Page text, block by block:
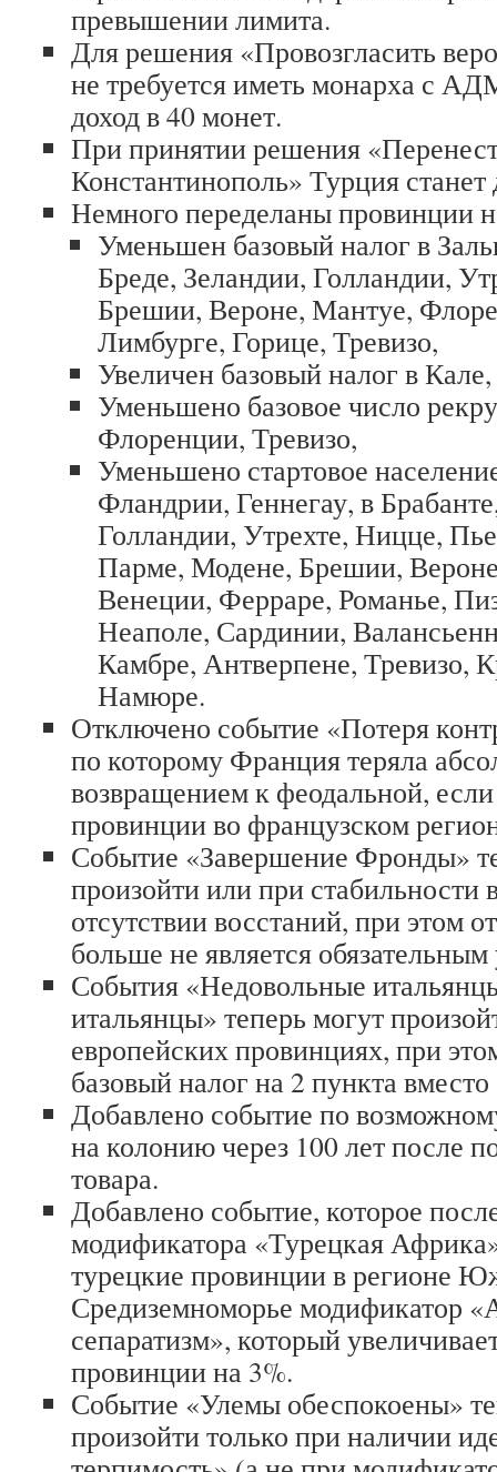
превышении лимита.
Для решения «Провозгласить
не требуется иметь монарха с
доход в 40 монет.
При принятии решения
Константинополь» Турция станет
Немного переделаны провинции
Уменьшен базовый налог в
Бреде, Зеландии, Голландии,
Брешии, Вероне, Мантуе,
Лимбурге, Горице, Тревизо,
Увеличен базовый налог в
Уменьшено базовое число
Флоренции, Тревизо,
Уменьшено стартовое
Фландрии, Геннегау, в
Голландии, Утрехте, Ницце,
Парме, Модене, Брешии,
Венеции, Ферраре, Романье,
Неаполе, Сардинии,
Камбре, Антверпене, Тревизо,
Намюре.
Отключено событие «Потеря
по которому Франция теряла
возвращением к феодальной,
провинции во французском
Событие «Завершение Фронды»
произойти или при стабильности
отсутствии восстаний, при этом
больше не является
События «Недовольные
итальянцы» теперь могут
европейских провинциях, при
базовый налог на 2 пункта вместо
Добавлено событие по
на колонию через 100 лет после
товара.
Добавлено событие, которое
модификатора «Турецкая
турецкие провинции в регионе
Средиземноморье модификатор
сепаратизм», который
провинции на 3%.
Событие «Улемы обеспокоены»
произойти только при наличии